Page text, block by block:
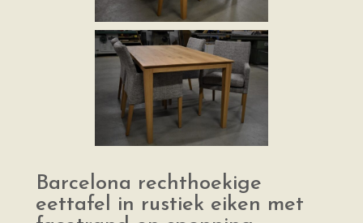
Barcelona rechthoekige
eettafel in rustiek eiken met